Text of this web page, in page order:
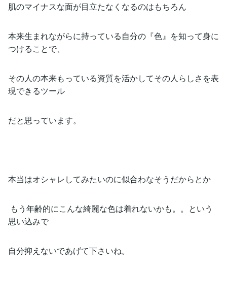
肌のマイナスな面が目立たなくなるのはもちろん
本来生まれながらに持っている自分の『色』を知って身に
つけることで、
その人の本来もっている資質を活かしてその人らしさを表
現できるツール
だと思っています。
本当はオシャレしてみたいのに似合わなそうだからとか
もう年齢的にこんな綺麗な色は着れないかも。。という
思い込みで
自分抑えないであげて下さいね。